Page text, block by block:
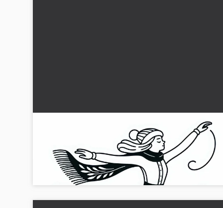
Konståkare övar dans på isen – Målarbild
Fyll spelet med färg med vår målarbild av en konståkare på
Ladda ner gratis nu och måla kreativt!...